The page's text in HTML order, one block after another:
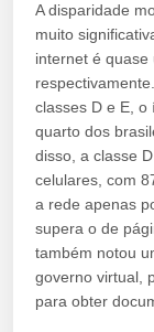
A disparidade
muito
internet é quase
classes D e E, o
quarto dos
disso, a classe
celulares, com
a rede apenas
supera o de
também notou
governo virtual,
para obter